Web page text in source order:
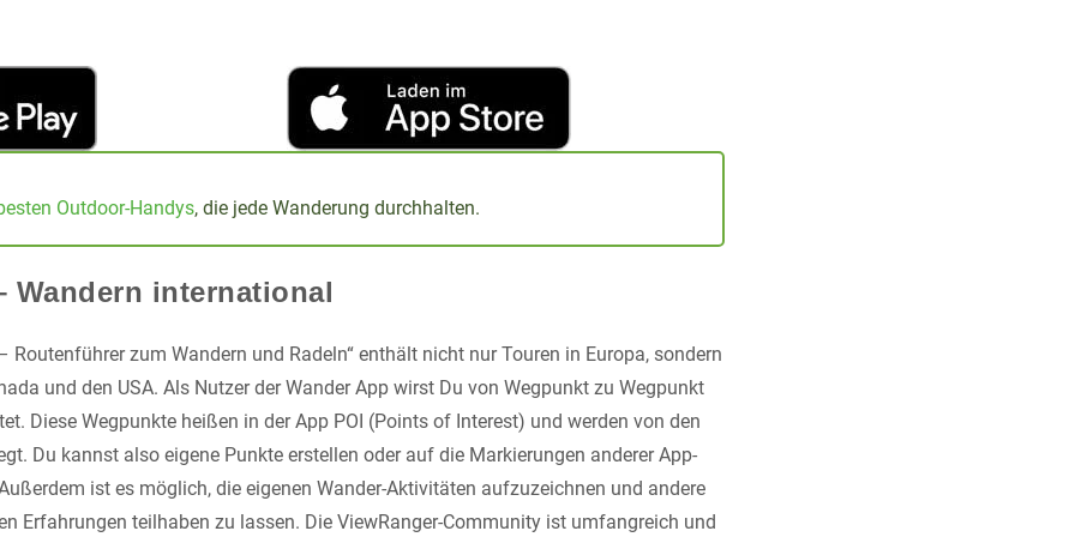
Outdoor-Handys, die jede Wanderung durchhalten.
Wandern international
Routenführer zum Wandern und Radeln“ enthält nicht nur Touren in Europa, sondern
und den USA. Als Nutzer der Wander App wirst Du von Wegpunkt zu Wegpunkt
Diese Wegpunkte heißen in der App POI (Points of Interest) und werden von den
Du kannst also eigene Punkte erstellen oder auf die Markierungen anderer App-
ist es möglich, die eigenen Wander-Aktivitäten aufzuzeichnen und andere
Erfahrungen teilhaben zu lassen. Die ViewRanger-Community ist umfangreich und